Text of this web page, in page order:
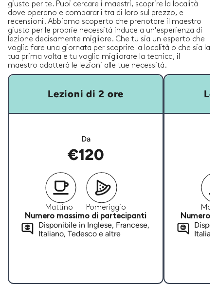
giusto per te. Puoi cercare i maestri, scoprire la località
dove operano e compararli tra di loro sul prezzo, e
recensioni. Abbiamo scoperto che prenotare il maestro
giusto per le proprie necessità induce a un'esperienza di
lezione decisamente migliore. Che tu sia un esperto che
voglia fare una giornata per scoprire la località o che sia la
tua prima volta e tu voglia migliorare la tecnica, il
maestro adatterà le lezioni alle tue necessità.
Lezioni di 2 ore
Da
€120
Mattino
Pomeriggio
Numero massimo di partecipanti
Disponibile in Inglese, Francese,
Italiano, Tedesco e altre
Numero